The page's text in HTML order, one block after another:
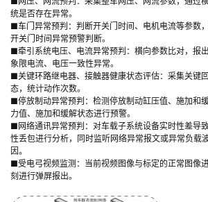
统是否存在异常。
■车门异常预判：判断开关门时间、电机电流等参数
开关门时间异常预警判断。
■牵引系统电压、电流异常预判：横向参数比对，报
象限电流、电压一致性异常。
■关键环路继电器、接触器健康状态评估：采集关键
态，统计动作次数。
■停放制动异常预判：检测停放制动缸压值、施加和
力值、施加和缓解状态进行预警。
■网络通讯异常预判：对车载子系统设备实时性差导
性丢包进行分析，同时监听网络异常报文或异常负载
因。
■受电弓视频监测：当前视频图像与标定的正常图像
刻进行弹屏报出。